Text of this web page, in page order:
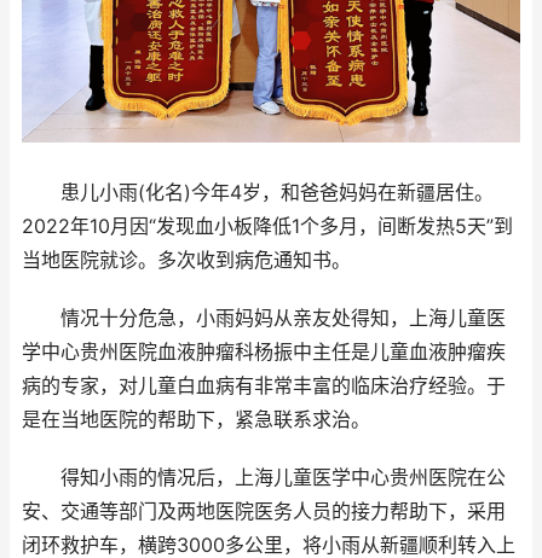
患儿小雨(化名)今年4岁，和爸爸妈妈在新疆居住。
2022年10月因“发现血小板降低1个多月，间断发热5天”到
当地医院就诊。多次收到病危通知书。
情况十分危急，小雨妈妈从亲友处得知，上海儿童医
学中心贵州医院血液肿瘤科杨振中主任是儿童血液肿瘤疾
病的专家，对儿童白血病有非常丰富的临床治疗经验。于
是在当地医院的帮助下，紧急联系求治。
得知小雨的情况后，上海儿童医学中心贵州医院在公
安、交通等部门及两地医院医务人员的接力帮助下，采用
闭环救护车，横跨3000多公里，将小雨从新疆顺利转入上